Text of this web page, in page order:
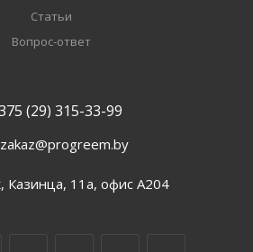
Статьи
Вопрос-ответ
(29) 315-33-99
zakaz@progreem.by
Казинца, 11а, офис А204